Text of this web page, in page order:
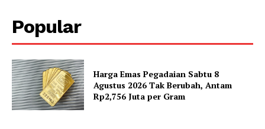
Popular
Harga Emas Pegadaian Sabtu 8
Agustus 2026 Tak Berubah, Antam
Rp2,756 Juta per Gram